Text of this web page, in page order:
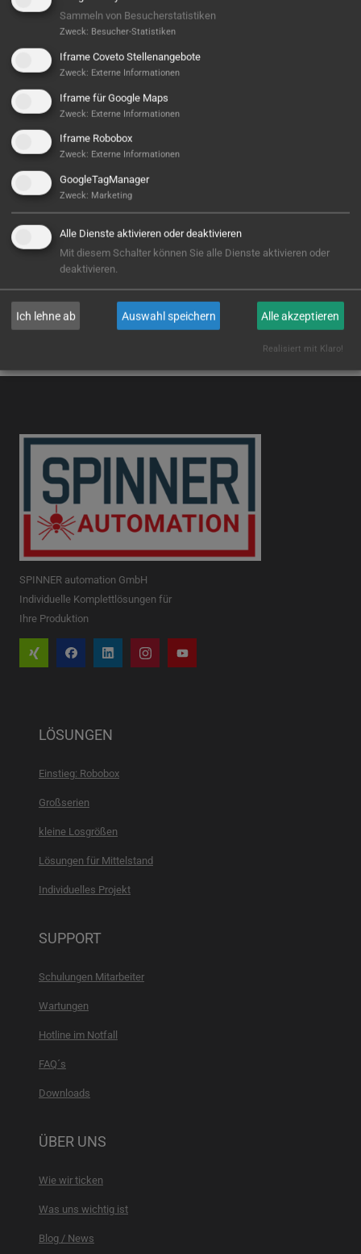
Hier ist noch was frei...
Sieht aus, als wäre hier noch Platz für Großes! Aktuell
ist noch kein Projekt hinterlegt – aber wer weiß,
vielleicht steht hier bald Ihres? Wir sind bereit, wenn
Sie es sind!
E-MAIL
SPINNER automation GmbH
Individuelle Komplettlösungen für
Ihre Produktion
LÖSUNGEN
Einstieg: Robobox
Großserien
kleine Losgrößen
Lösungen für Mittelstand
Individuelles Projekt
SUPPORT
Schulungen Mitarbeiter
Wartungen
Hotline im Notfall
FAQ´s
Downloads
ÜBER UNS
Wie wir ticken
Was uns wichtig ist
Blog / News
Sammeln von Besucherstatistiken
Zweck: Besucher-Statistiken
Iframe Coveto Stellenangebote
Zweck: Externe Informationen
Iframe für Google Maps
Zweck: Externe Informationen
Iframe Robobox
Zweck: Externe Informationen
GoogleTagManager
Zweck: Marketing
Alle Dienste aktivieren oder deaktivieren
Mit diesem Schalter können Sie alle Dienste aktivieren oder
deaktivieren.
Ich lehne ab Auswahl speichern Alle akzeptieren
Realisiert mit Klaro!